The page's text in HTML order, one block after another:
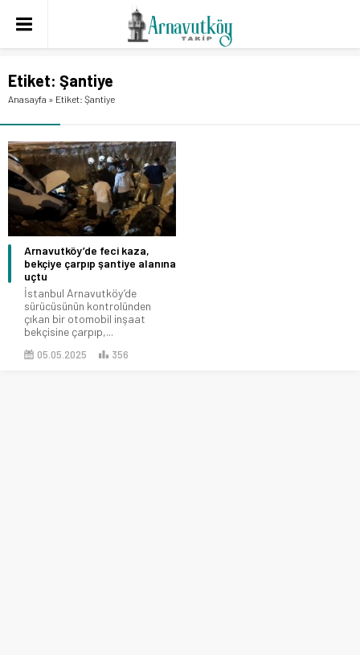
Etiket: Şantiye
Anasayfa » Etiket: Şantiye
Arnavutköy’de feci kaza,
bekçiye çarpıp şantiye alanına
uçtu
İstanbul Arnavutköy’de
sürücüsünün kontrolünden
çıkan bir otomobil inşaat
bekçisine çarpıp,...
05.05.2025 356